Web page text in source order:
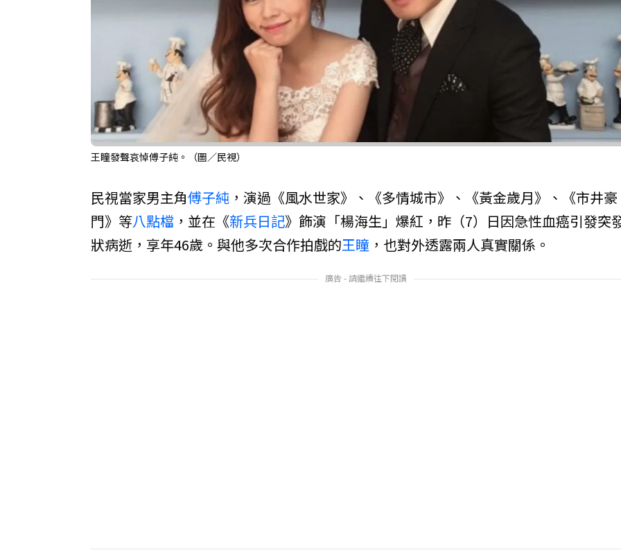
王瞳發聲哀悼傅子純。（圖／民視）
民視當家男主角傅子純 ，演過《風水世家》、《多情城市》、《黃金歲月》、《市井豪
門》等八點檔 ，並在《新兵日記》飾演「楊海生」爆紅，昨（7）日因急性血癌引發突
狀病逝，享年46歲。與他多次合作拍戲的王瞳 ，也對外透露兩人真實關係。
廣告 - 請繼續往下閱讀